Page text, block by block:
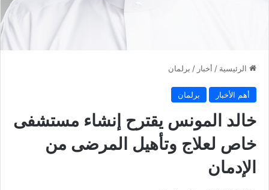
الرئيسية / أخبار / برلمان
أهم الأخبار برلمان
خالد المونس يقترح إنشاء مستشفى
خاص لعلاج وتأهيل المرضى من
الإدمان